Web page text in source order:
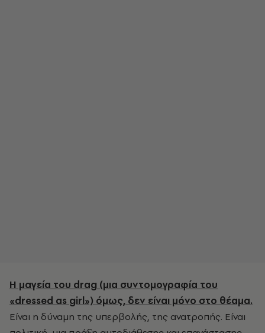
Η μαγεία του drag (μια συντομογραφία του
«dressed as girl») όμως, δεν είναι μόνο στο θέαμα.
Είναι η δύναμη της υπερβολής, της ανατροπής. Είναι